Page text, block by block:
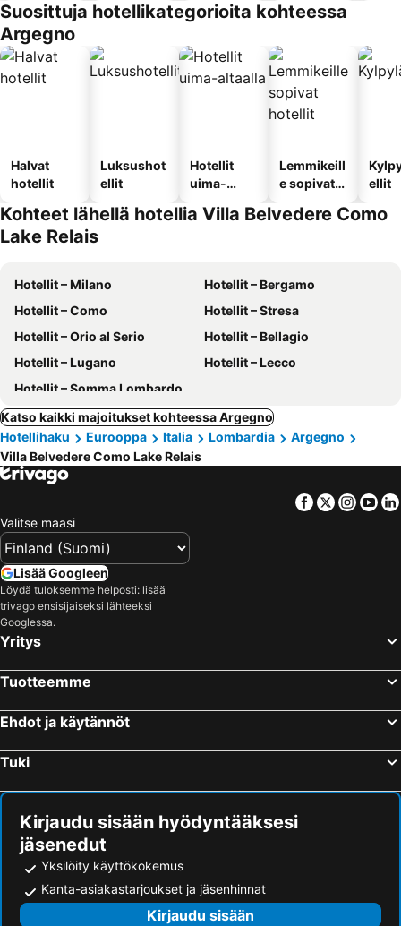
Suosittuja hotellikategorioita kohteessa
Argegno
Halvat
hotellit
Luksushot
ellit
Hotellit
uima-
Lemmikeill
e sopivat
ellit
Kohteet lähellä hotellia Villa Belvedere Como
Lake Relais
Hotellit – Milano
Hotellit – Bergamo
Hotellit – Como
Hotellit – Stresa
Hotellit – Orio al Serio
Hotellit – Bellagio
Hotellit – Lugano
Hotellit – Lecco
Hotellit – Somma Lombardo
Katso kaikki majoitukset kohteessa Argegno
Hotellihaku
Eurooppa Italia Lombardia
Argegno
Villa Belvedere Como Lake Relais
Facebook
Twitter
Valitse maasi
Lisää Googleen
Löydä tuloksemme helposti: lisää
trivago ensisijaiseksi lähteeksi
Googlessa.
Yritys
Tuotteemme
Ehdot ja käytännöt
Tuki
Kirjaudu sisään hyödyntääksesi
jäsenedut
Yksilöity käyttökokemus
Kanta-asiakastarjoukset ja jäsenhinnat
Kirjaudu sisään